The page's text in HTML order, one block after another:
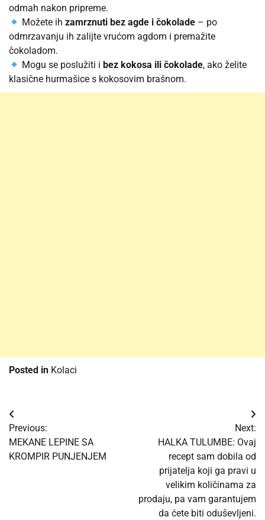
odmah nakon pripreme.
Možete ihzamrznuti bez agde i čokolade – po
odmrzavanju ih zalijte vrućom agdom i premažite
čokoladom.
Mogu se poslužiti ibez kokosa ili čokolade, ako želite
klasične hurmašice s kokosovim brašnom.
Posted in Kolaci
Post
navigation
Previous:
MEKANE LEPINE SA
KROMPIR PUNJENJEM
Next:
HALKA TULUMBE: Ovaj
recept sam dobila od
prijatelja koji ga pravi u
velikim količinama za
prodaju, pa vam garantujem
da ćete biti oduševljeni.